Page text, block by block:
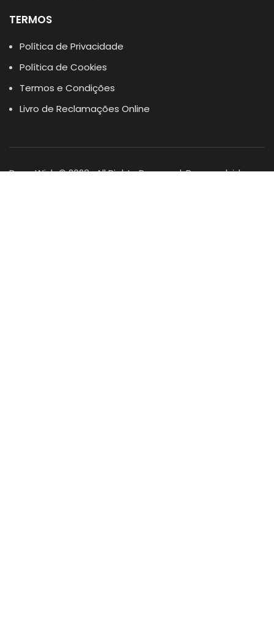
TERMOS
Política de Privacidade
Política de Cookies
Termos e Condições
Livro de Reclamações Online
Dogs Wish © 2023 . All Rights Reserved. Desenvolvido por